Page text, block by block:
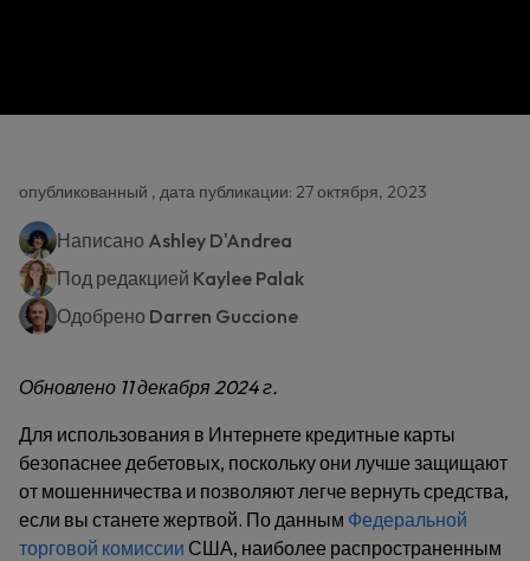
опубликованный , дата публикации: 27 октября, 2023
Написано Ashley D'Andrea
Под редакцией Kaylee Palak
Одобрено Darren Guccione
Обновлено 11 декабря 2024 г.
Для использования в Интернете кредитные карты
безопаснее дебетовых, поскольку они лучше защищают
от мошенничества и позволяют легче вернуть средства,
если вы станете жертвой. По данным Федеральной
торговой комиссии США, наиболее распространенным